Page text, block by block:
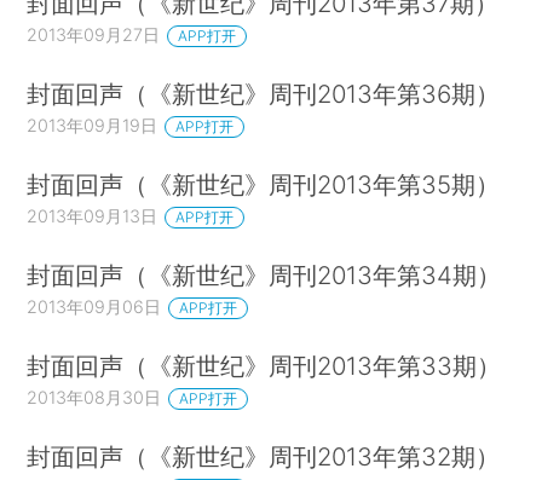
2013年09月27日 APP打开
封面回声（《新世纪》周刊2013年第36期）
2013年09月19日 APP打开
封面回声（《新世纪》周刊2013年第35期）
2013年09月13日 APP打开
封面回声（《新世纪》周刊2013年第34期）
2013年09月06日 APP打开
封面回声（《新世纪》周刊2013年第33期）
2013年08月30日 APP打开
封面回声（《新世纪》周刊2013年第32期）